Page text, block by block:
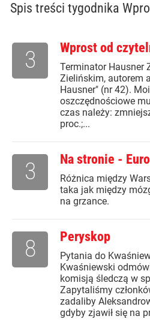
Spis treści tygodnika
Wprost od
Terminator Hausner
Zielińskim, autorem
Hausner" (nr 42).
oszczędnościowe
czas należy:
proc.;...
3
Na stronie -
Różnica między
taka jak między
na grzance.
3
Peryskop
Pytania do
Kwaśniewski
komisją śledczą w
Zapytaliśmy
zadaliby
gdyby zjawił się na
8